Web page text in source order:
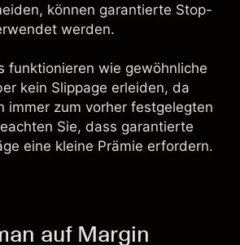
können garantierte Stop-
werden.
funktionieren wie gewöhnliche
kein Slippage erleiden, da
immer zum vorher festgelegten
Sie, dass garantierte
eine kleine Prämie erfordern.
auf Margin